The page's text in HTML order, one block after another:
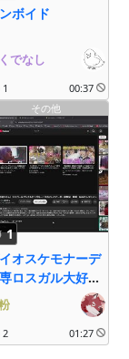
ボイド
でなし
1
00:37
その他
1
オスケモナーデ
ロスガル大好き
さん
2
01:27